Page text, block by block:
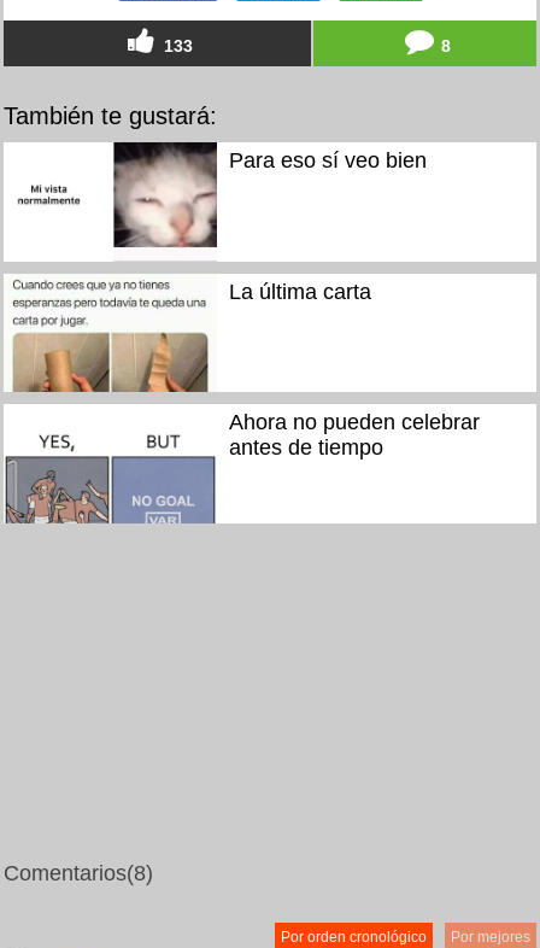
133 8
También te gustará:
Para eso sí veo bien
La última carta
Ahora no pueden celebrar
antes de tiempo
Comentarios(8)
Por mejores
Por orden cronológico